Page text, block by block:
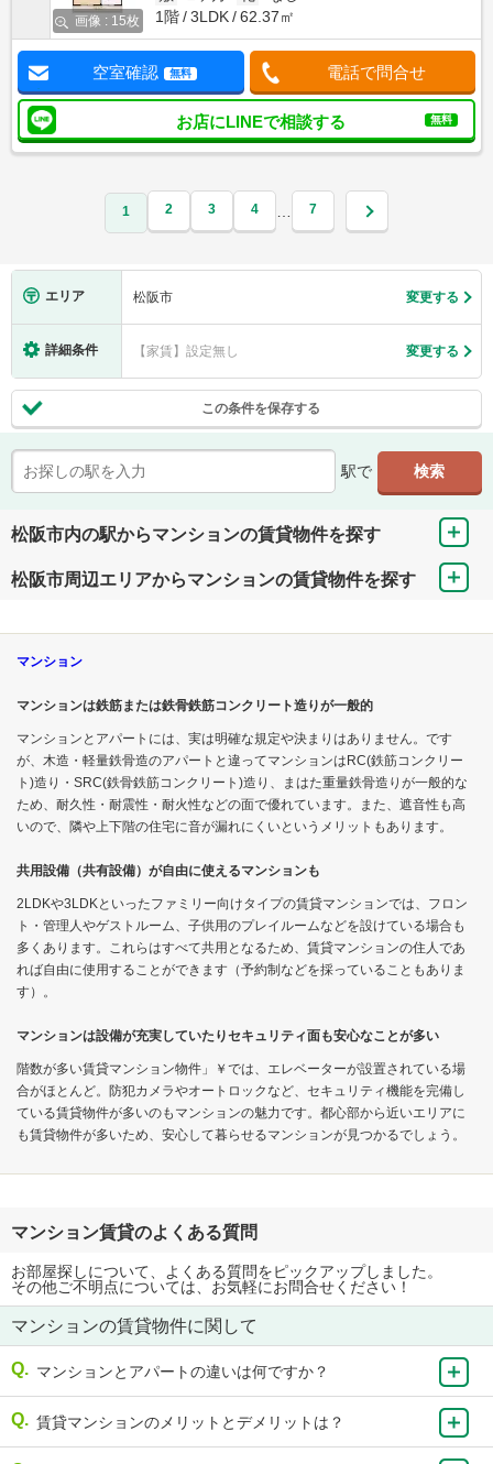
画像 : 15枚
1階
3LDK 62.37㎡
空室確認 無料 電話で問合せ
お店にLINEで相談する 無料
1 2 3 4 7
エリア 松阪市 変更する
詳細条件 【家賃】設定無し 変更する
この条件を保存する
駅で
松阪市内の駅からマンションの賃貸物件を探す
松阪市周辺エリアからマンションの賃貸物件を探す
マンション
マンションは鉄筋または鉄骨鉄筋コンクリート造りが一般的
マンションとアパートには、実は明確な規定や決まりはありません。です
が、木造・軽量鉄骨造のアパートと違ってマンションはRC(鉄筋コンクリー
ト)造り・SRC(鉄骨鉄筋コンクリート)造り、まはた重量鉄骨造りが一般的な
ため、耐久性・耐震性・耐火性などの面で優れています。また、遮音性も高
いので、隣や上下階の住宅に音が漏れにくいというメリットもあります。
共用設備（共有設備）が自由に使えるマンションも
2LDKや3LDKといったファミリー向けタイプの賃貸マンションでは、フロン
ト・管理人やゲストルーム、子供用のプレイルームなどを設けている場合も
多くあります。これらはすべて共用となるため、賃貸マンションの住人であ
れば自由に使用することができます（予約制などを採っていることもありま
す）。
マンションは設備が充実していたりセキュリティ面も安心なことが多い
階数が多い賃貸マンション物件」￥では、エレベーターが設置されている場
合がほとんど。防犯カメラやオートロックなど、セキュリティ機能を完備し
ている賃貸物件が多いのもマンションの魅力です。都心部から近いエリアに
も賃貸物件が多いため、安心して暮らせるマンションが見つかるでしょう。
マンション賃貸のよくある質問
お部屋探しについて、よくある質問をピックアップしました。
その他ご不明点については、お気軽にお問合せください！
マンションの賃貸物件に関して
マンションとアパートの違いは何ですか？
賃貸マンションのメリットとデメリットは？